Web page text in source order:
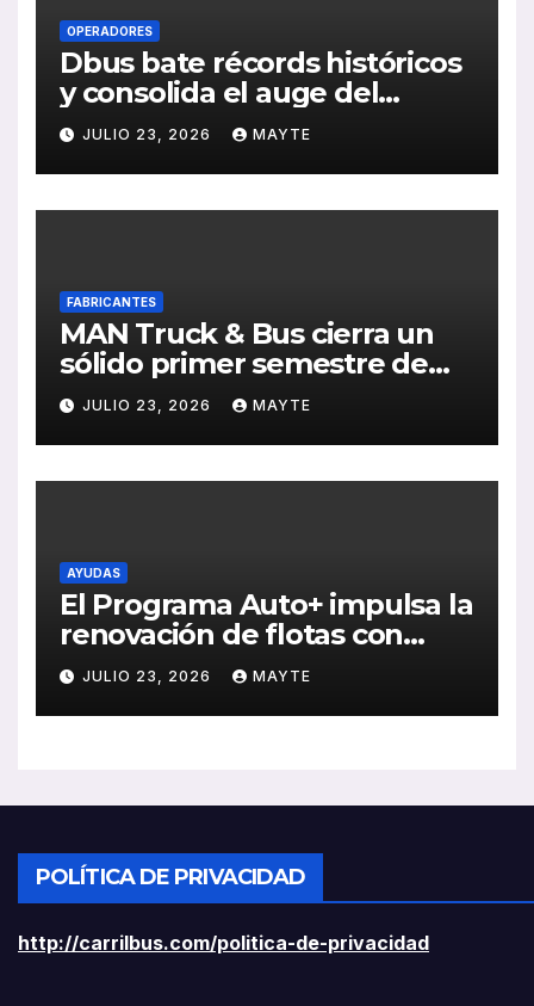
OPERADORES
Dbus bate récords históricos
y consolida el auge del
transporte público en San
Sebastián
JULIO 23, 2026 MAYTE
FABRICANTES
MAN Truck & Bus cierra un
sólido primer semestre de
2026 con crecimiento en
ventas, pedidos y
rentabilidad
JULIO 23, 2026 MAYTE
AYUDAS
El Programa Auto+ impulsa la
renovación de flotas con
ayudas a vehículos eléctricos
ligeros
JULIO 23, 2026 MAYTE
POLÍTICA DE PRIVACIDAD
http://carrilbus.com/politica-de-privacidad